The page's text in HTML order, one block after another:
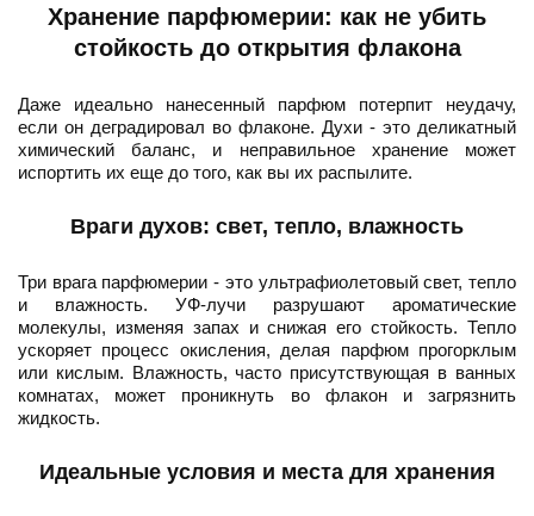
Хранение парфюмерии: как не убить
стойкость до открытия флакона
Даже идеально нанесенный парфюм потерпит неудачу,
если он деградировал во флаконе. Духи - это деликатный
химический баланс, и неправильное хранение может
испортить их еще до того, как вы их распылите.
Враги духов: свет, тепло, влажность
Три врага парфюмерии - это ультрафиолетовый свет, тепло
и влажность. УФ-лучи разрушают ароматические
молекулы, изменяя запах и снижая его стойкость. Тепло
ускоряет процесс окисления, делая парфюм прогорклым
или кислым. Влажность, часто присутствующая в ванных
комнатах, может проникнуть во флакон и загрязнить
жидкость.
Идеальные условия и места для хранения